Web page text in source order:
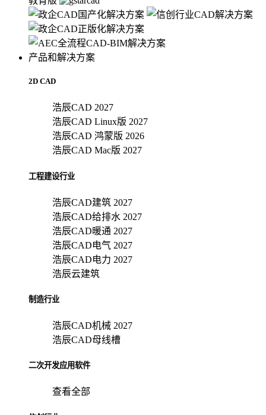
产品和解决方案
2D CAD
浩辰CAD 2027
浩辰CAD Linux版 2027
浩辰CAD 鸿蒙版 2026
浩辰CAD Mac版 2027
工程建设行业
浩辰CAD建筑 2027
浩辰CAD给排水 2027
浩辰CAD暖通 2027
浩辰CAD电气 2027
浩辰CAD电力 2027
浩辰云建筑
制造行业
浩辰CAD机械 2027
浩辰CAD母线槽
二次开发应用软件
查看全部